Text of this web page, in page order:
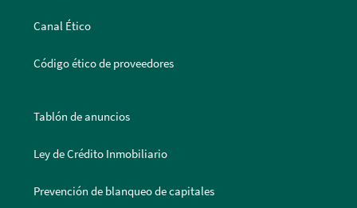
Canal Ético
Código ético de proveedores
Tablón de anuncios
Ley de Crédito Inmobiliario
Prevención de blanqueo de capitales